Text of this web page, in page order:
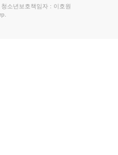
청소년보호책임자 : 이호원